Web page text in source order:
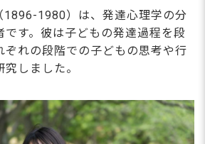
1896-1980）は、発達心理学の分
す。彼は子どもの発達過程を段
ぞれの段階での子どもの思考や行
しました。